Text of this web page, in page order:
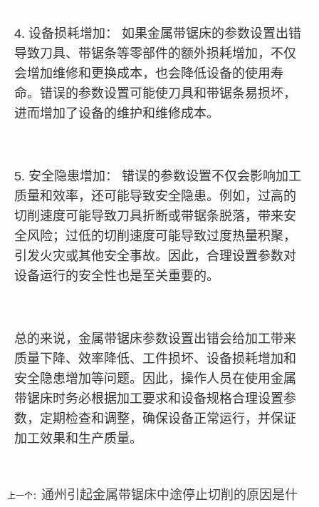
4. 设备损耗增加： 如果金属带锯床的参数设置出错
导致刀具、带锯条等零部件的额外损耗增加，不仅
会增加维修和更换成本，也会降低设备的使用寿
命。错误的参数设置可能使刀具和带锯条易损坏，
进而增加了设备的维护和维修成本。
5. 安全隐患增加： 错误的参数设置不仅会影响加工
质量和效率，还可能导致安全隐患。例如，过高的
切削速度可能导致刀具折断或带锯条脱落，带来安
全风险；过低的切削速度可能导致过度热量积聚，
引发火灾或其他安全事故。因此，合理设置参数对
设备运行的安全性也是至关重要的。
总的来说，金属带锯床参数设置出错会给加工带来
质量下降、效率降低、工件损坏、设备损耗增加和
安全隐患增加等问题。因此，操作人员在使用金属
带锯床时务必根据加工要求和设备规格合理设置参
数，定期检查和调整，确保设备正常运行，并保证
加工效果和生产质量。
上一个： 通州引起金属带锯床中途停止切削的原因是什